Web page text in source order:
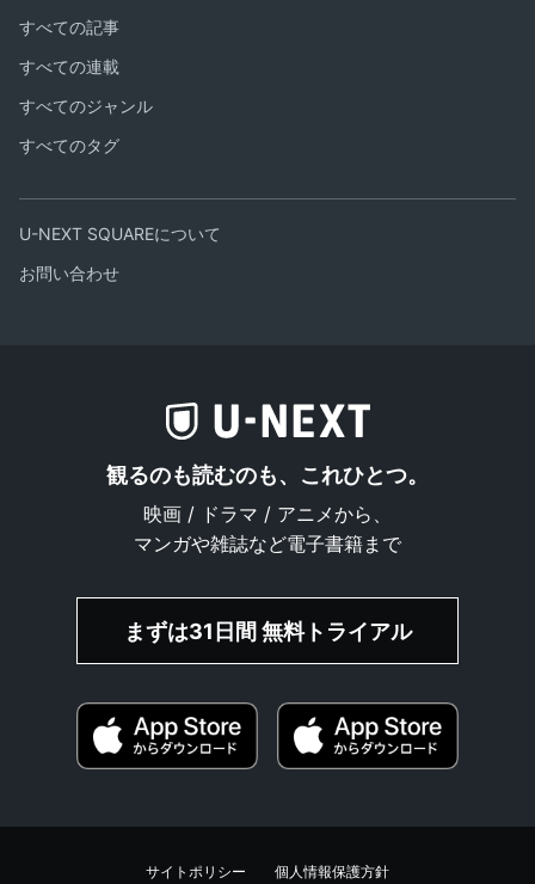
すべての記事
すべての連載
すべてのジャンル
すべてのタグ
U-NEXT SQUAREについて
お問い合わせ
観るのも読むのも、これひとつ。
映画 / ドラマ / アニメから、
マンガや雑誌など電子書籍まで
まずは31日間 無料トライアル
サイトポリシー 個人情報保護方針